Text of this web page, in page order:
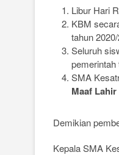
Libur Hari
KBM
tahun
Seluruh
pemerintah
SMA
Maaf
Demikian
Kepala SMA